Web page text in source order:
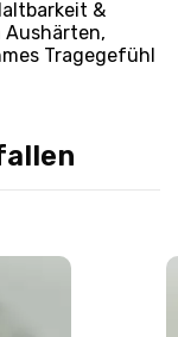
&
Aushärten,
Tragegefühl